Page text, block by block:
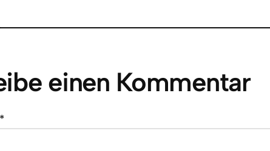
einen Kommentar
*